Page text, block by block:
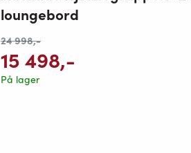
loungebord
24 998,-
15 498,-
På lager